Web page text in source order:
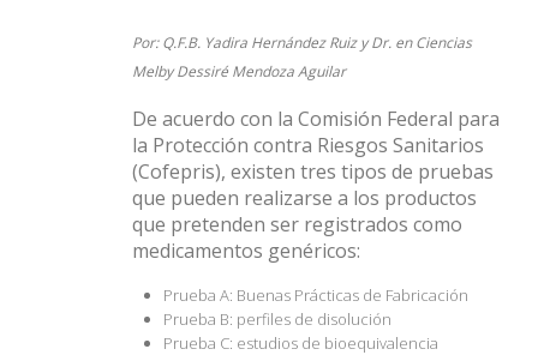
Por: Q.F.B. Yadira Hernández Ruiz y Dr. en Ciencias
Melby Dessiré Mendoza Aguilar
De acuerdo con la Comisión Federal para
la Protección contra Riesgos Sanitarios
(Cofepris), existen tres tipos de pruebas
que pueden realizarse a los productos
que pretenden ser registrados como
medicamentos genéricos:
Prueba A: Buenas Prácticas de Fabricación
Prueba B: perfiles de disolución
Prueba C: estudios de bioequivalencia